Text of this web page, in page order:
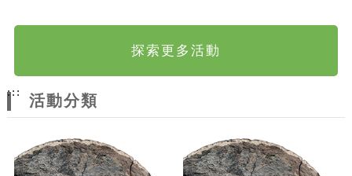
探索更多活動
:::
活動分類